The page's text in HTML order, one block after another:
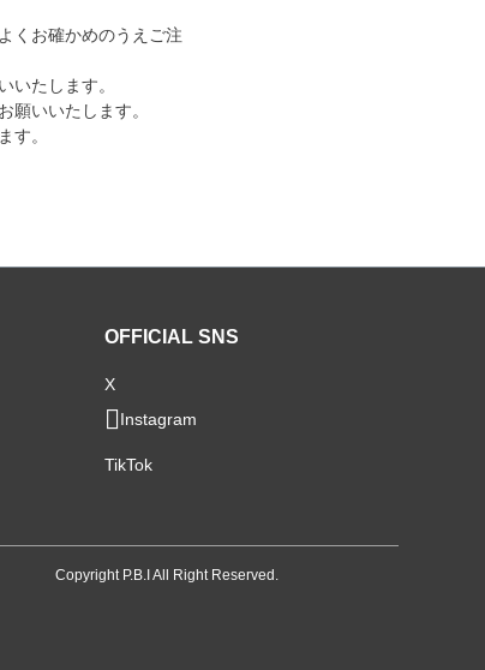
くお確かめのうえご注
いたします。
いいたします。
す。
OFFICIAL SNS
X
Instagram
TikTok
Copyright P.B.I All Right Reserved.